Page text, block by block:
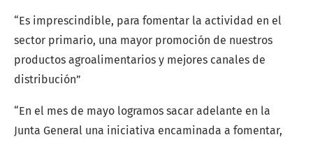
“Es imprescindible, para fomentar la actividad en el
sector primario, una mayor promoción de nuestros
productos agroalimentarios y mejores canales de
distribución”
“En el mes de mayo logramos sacar adelante en la
Junta General una iniciativa encaminada a fomentar,